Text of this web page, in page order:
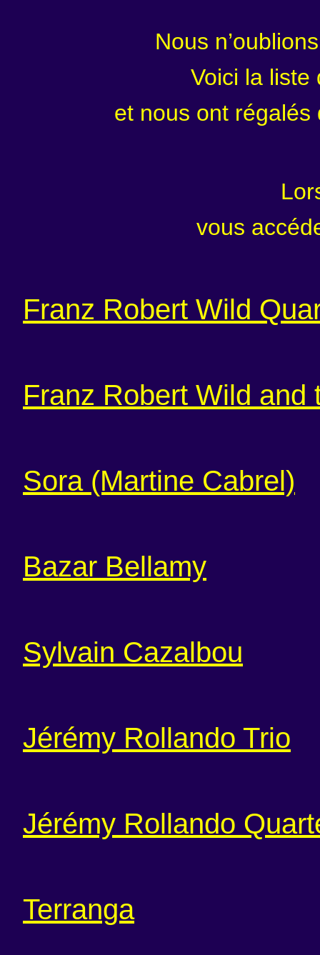
Nous
Voici la liste
et nous ont
vous
Franz Robert Wild
Franz Robert Wild and
Sora (Martine Cabrel)
Bazar Bellamy
Sylvain Cazalbou
Jérémy Rollando Trio
Jérémy Rollando
Terranga